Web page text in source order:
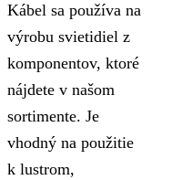
Kábel sa používa na
výrobu svietidiel z
komponentov, ktoré
nájdete v našom
sortimente. Je
vhodný na použitie
k lustrom,